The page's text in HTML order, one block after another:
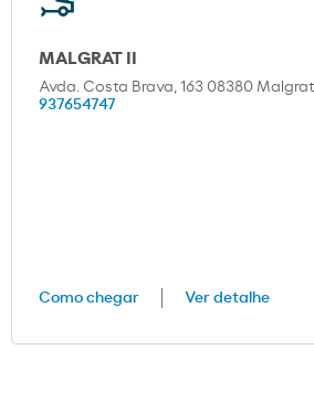
MALGRAT II
Avda. Costa Brava, 163 08380
937654747
Como chegar Ver detalhe